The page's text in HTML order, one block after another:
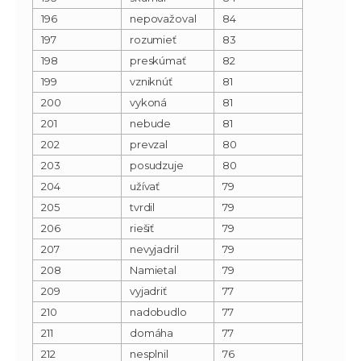
196
nepovažoval
84
197
rozumieť
83
198
preskúmať
82
199
vzniknúť
81
200
vykoná
81
201
nebude
81
202
prevzal
80
203
posudzuje
80
204
užívať
79
205
tvrdil
79
206
riešiť
79
207
nevyjadril
79
208
Namietal
79
209
vyjadriť
77
210
nadobudlo
77
211
domáha
77
212
nesplnil
76